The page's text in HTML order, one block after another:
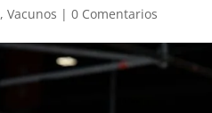
,Vacunos |0 Comentarios